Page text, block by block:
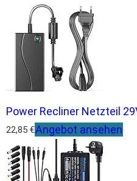
Power Recliner Netzteil
22,85 €Angebot ansehen